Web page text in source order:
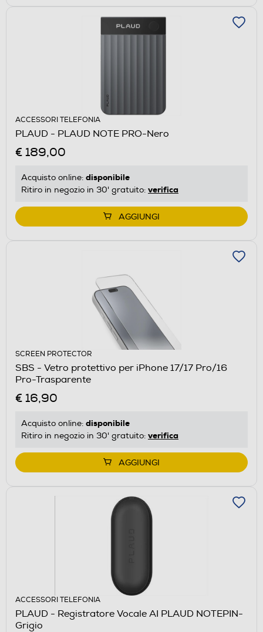
ACCESSORI TELEFONIA
PLAUD - PLAUD NOTE PRO-Nero
€ 189,00
Acquisto online: disponibile
Ritiro in negozio in 30' gratuito: verifica
AGGIUNGI
SCREEN PROTECTOR
SBS - Vetro protettivo per iPhone 17/17 Pro/16
Pro-Trasparente
€ 16,90
Acquisto online: disponibile
Ritiro in negozio in 30' gratuito: verifica
AGGIUNGI
ACCESSORI TELEFONIA
PLAUD - Registratore Vocale AI PLAUD NOTEPIN-
Grigio